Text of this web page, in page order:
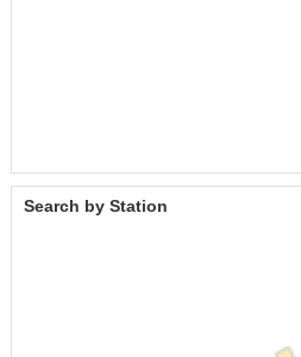
Search by Station